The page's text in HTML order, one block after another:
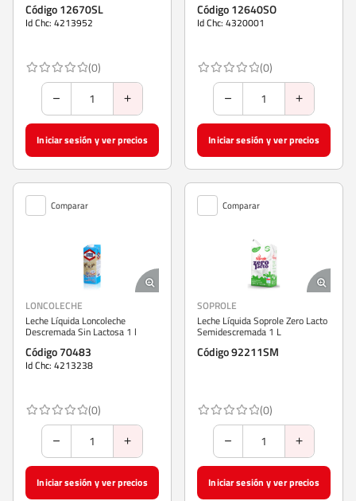
Código 12670SL
Id Chc: 4213952
(0)
Iniciar sesión y ver precios
Código 12640SO
Id Chc: 4320001
(0)
Iniciar sesión y ver precios
Comparar
LONCOLECHE
Leche Líquida Loncoleche
Descremada Sin Lactosa 1 l
Código 70483
Id Chc: 4213238
(0)
Iniciar sesión y ver precios
Comparar
SOPROLE
Leche Líquida Soprole Zero Lacto
Semidescremada 1 L
Código 92211SM
(0)
Iniciar sesión y ver precios